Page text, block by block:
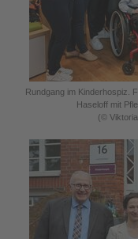
Rundgang im Kinderhospiz.
Haseloff mit
(©